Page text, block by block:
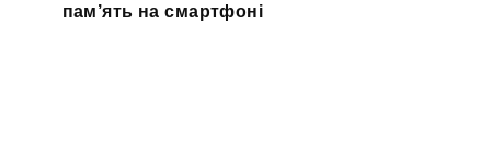
пам’ять на смартфоні